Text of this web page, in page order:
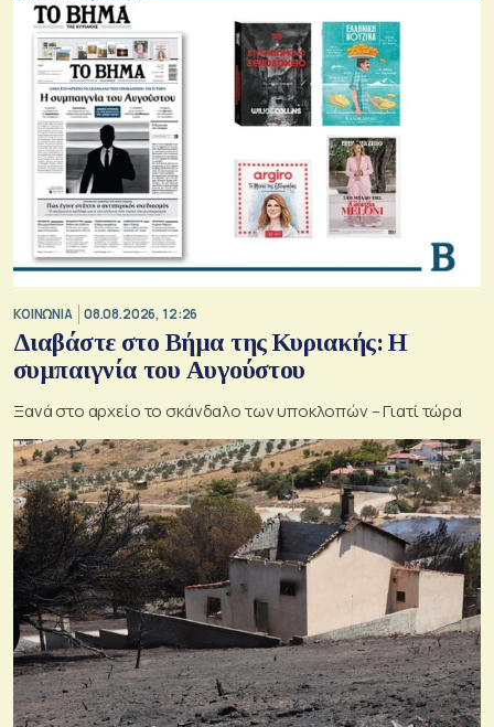
ΚΟΙΝΩΝΙΑ 08.08.2026, 12:26
Διαβάστε στο Βήμα της Κυριακής: Η
συμπαιγνία του Αυγούστου
Ξανά στο αρχείο το σκάνδαλο των υποκλοπών – Γιατί τώρα